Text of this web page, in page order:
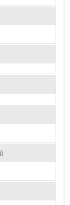
いる
き環